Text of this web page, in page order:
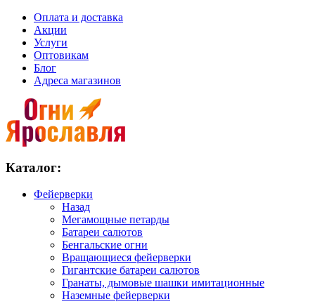
Оплата и доставка
Акции
Услуги
Оптовикам
Блог
Адреса магазинов
Каталог:
Фейерверки
Назад
Мегамощные петарды
Батареи салютов
Бенгальские огни
Вращающиеся фейерверки
Гигантские батареи салютов
Гранаты, дымовые шашки имитационные
Наземные фейерверки